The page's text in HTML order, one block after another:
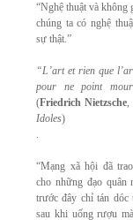
“Nghệ thuật và không
chúng ta có nghệ
sự thật.”
“L’art et rien que
pour ne point
(Friedrich Nietzsche,
Idoles)
.
“Mạng xã hội đã
cho những đạo quân
trước đây chỉ tán dóc
sau khi uống rượu